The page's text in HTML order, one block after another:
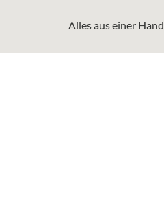
Alles aus einer Hand